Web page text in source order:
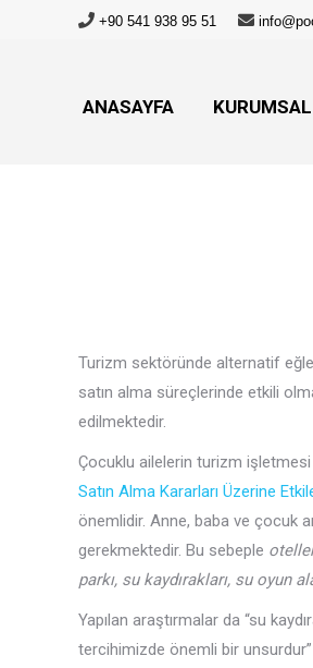
+90 541 938 95 51
ANASAYFA KURUMSAL
Turizm sektöründe alternatif
satın alma süreçlerinde etkili
edilmektedir.
Çocuklu ailelerin turizm
Satın Alma Kararları Üzerine
önemlidir. Anne, baba ve çocuk
gerekmektedir. Bu sebeple
parkı, su kaydırakları, su oyun
Yapılan araştırmalar da “su
tercihimizde önemli bir